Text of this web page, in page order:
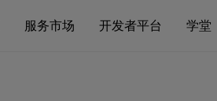
服务市场 开发者平台 学堂